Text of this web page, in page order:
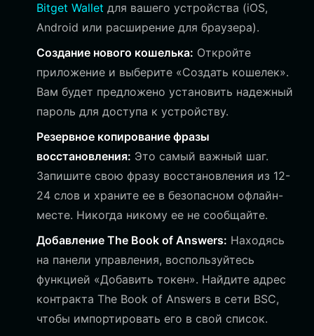
Bitget Wallet для вашего устройства (iOS,
Android или расширение для браузера).
Создание нового кошелька: Откройте
приложение и выберите «Создать кошелек».
Вам будет предложено установить надежный
пароль для доступа к устройству.
Резервное копирование фразы
восстановления: Это самый важный шаг.
Запишите свою фразу восстановления из 12-
24 слов и храните ее в безопасном офлайн-
месте. Никогда никому ее не сообщайте.
Добавление The Book of Answers: Находясь
на панели управления, воспользуйтесь
функцией «Добавить токен». Найдите адрес
контракта The Book of Answers в сети BSC,
чтобы импортировать его в свой список.